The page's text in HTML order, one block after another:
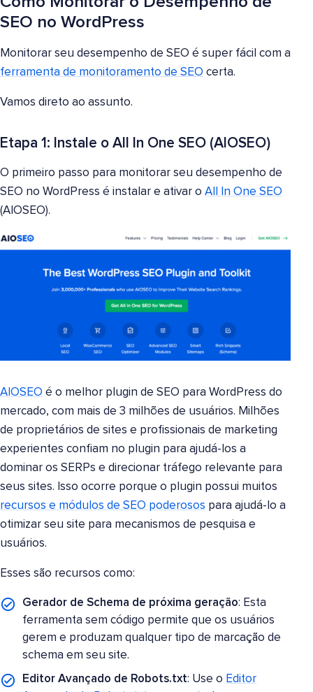
SEO no WordPress
Monitorar seu desempenho de SEO é super fácil com a
ferramenta de monitoramento de SEO certa.
Vamos direto ao assunto.
Etapa 1: Instale o All In One SEO (AIOSEO)
O primeiro passo para monitorar seu desempenho de
SEO no WordPress é instalar e ativar o All In One SEO
(AIOSEO).
AIOSEO é o melhor plugin de SEO para WordPress do
mercado, com mais de 3 milhões de usuários. Milhões
de proprietários de sites e profissionais de marketing
experientes confiam no plugin para ajudá-los a
dominar os SERPs e direcionar tráfego relevante para
seus sites. Isso ocorre porque o plugin possui muitos
recursos e módulos de SEO poderosos para ajudá-lo a
otimizar seu site para mecanismos de pesquisa e
usuários.
Esses são recursos como:
Gerador de Schema de próxima geração: Esta
ferramenta sem código permite que os usuários
gerem e produzam qualquer tipo de marcação de
schema em seu site.
Editor Avançado de Robots.txt: Use o Editor